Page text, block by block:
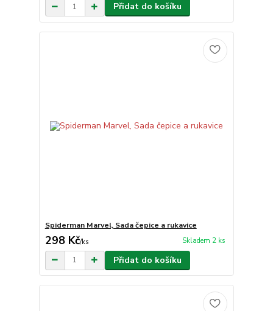
Přidat do košíku
Spiderman Marvel, Sada čepice a rukavice
298 Kč/ks Skladem 2 ks
Přidat do košíku